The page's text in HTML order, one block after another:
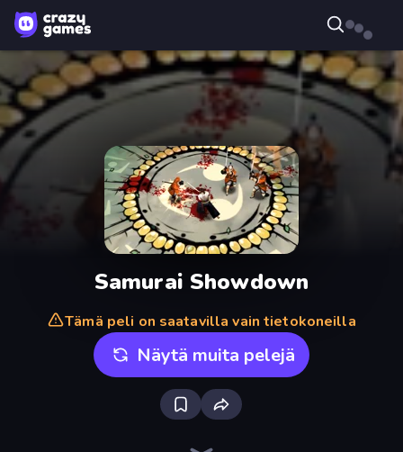
Samurai Showdown
Tämä peli on saatavilla vain tietokoneilla
Näytä muita pelejä